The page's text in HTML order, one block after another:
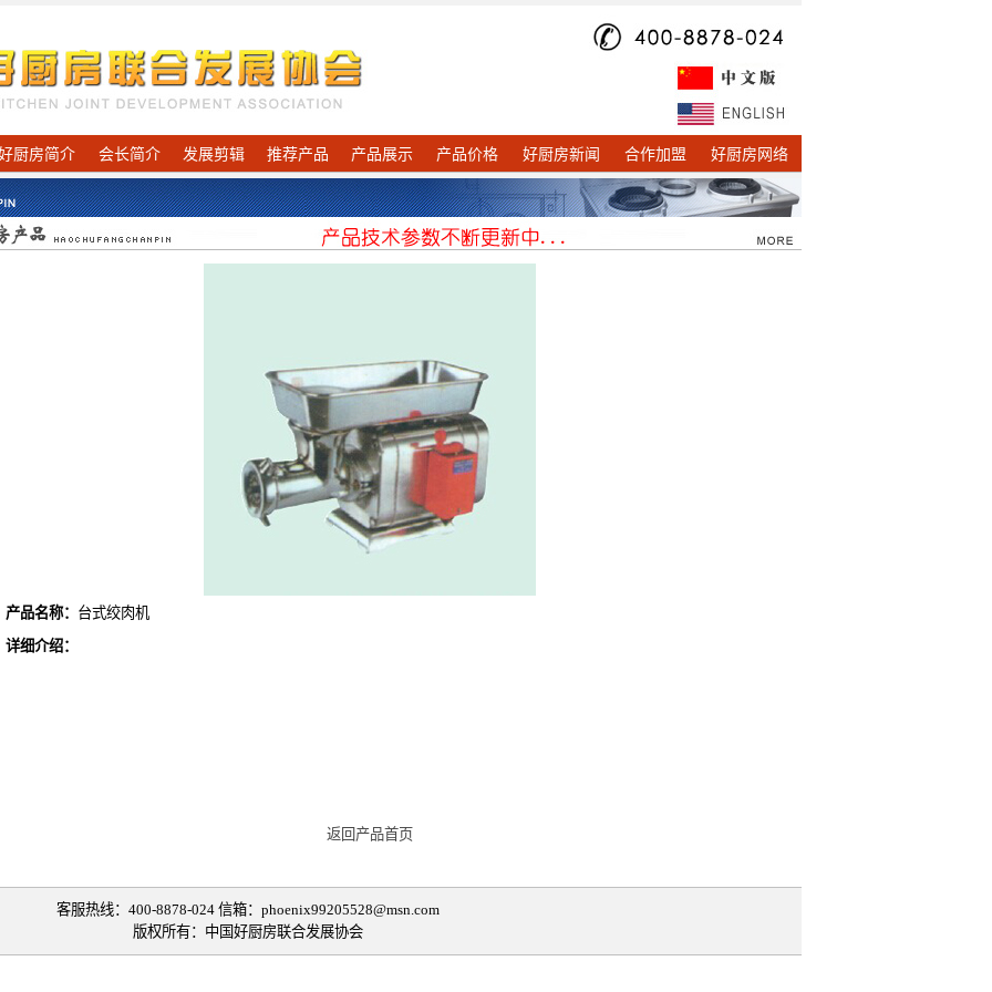
厨房简介 会长简介 发展剪辑 推荐产品 产品展示 产品价格 好厨房新闻 合作加盟 好厨房网络
产品名称： 台式绞肉机
详细介绍：
返回产品首页
客服热线：400-8878-024 信箱：phoenix99205528@msn.com
版权所有：中国好厨房联合发展协会